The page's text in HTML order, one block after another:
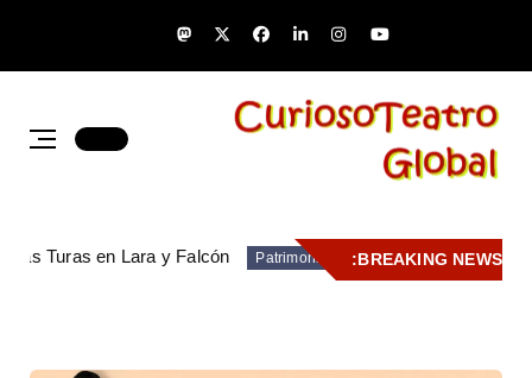
BREAKING NEWS:
Patrimonio
las Turas en Lara y Falcón